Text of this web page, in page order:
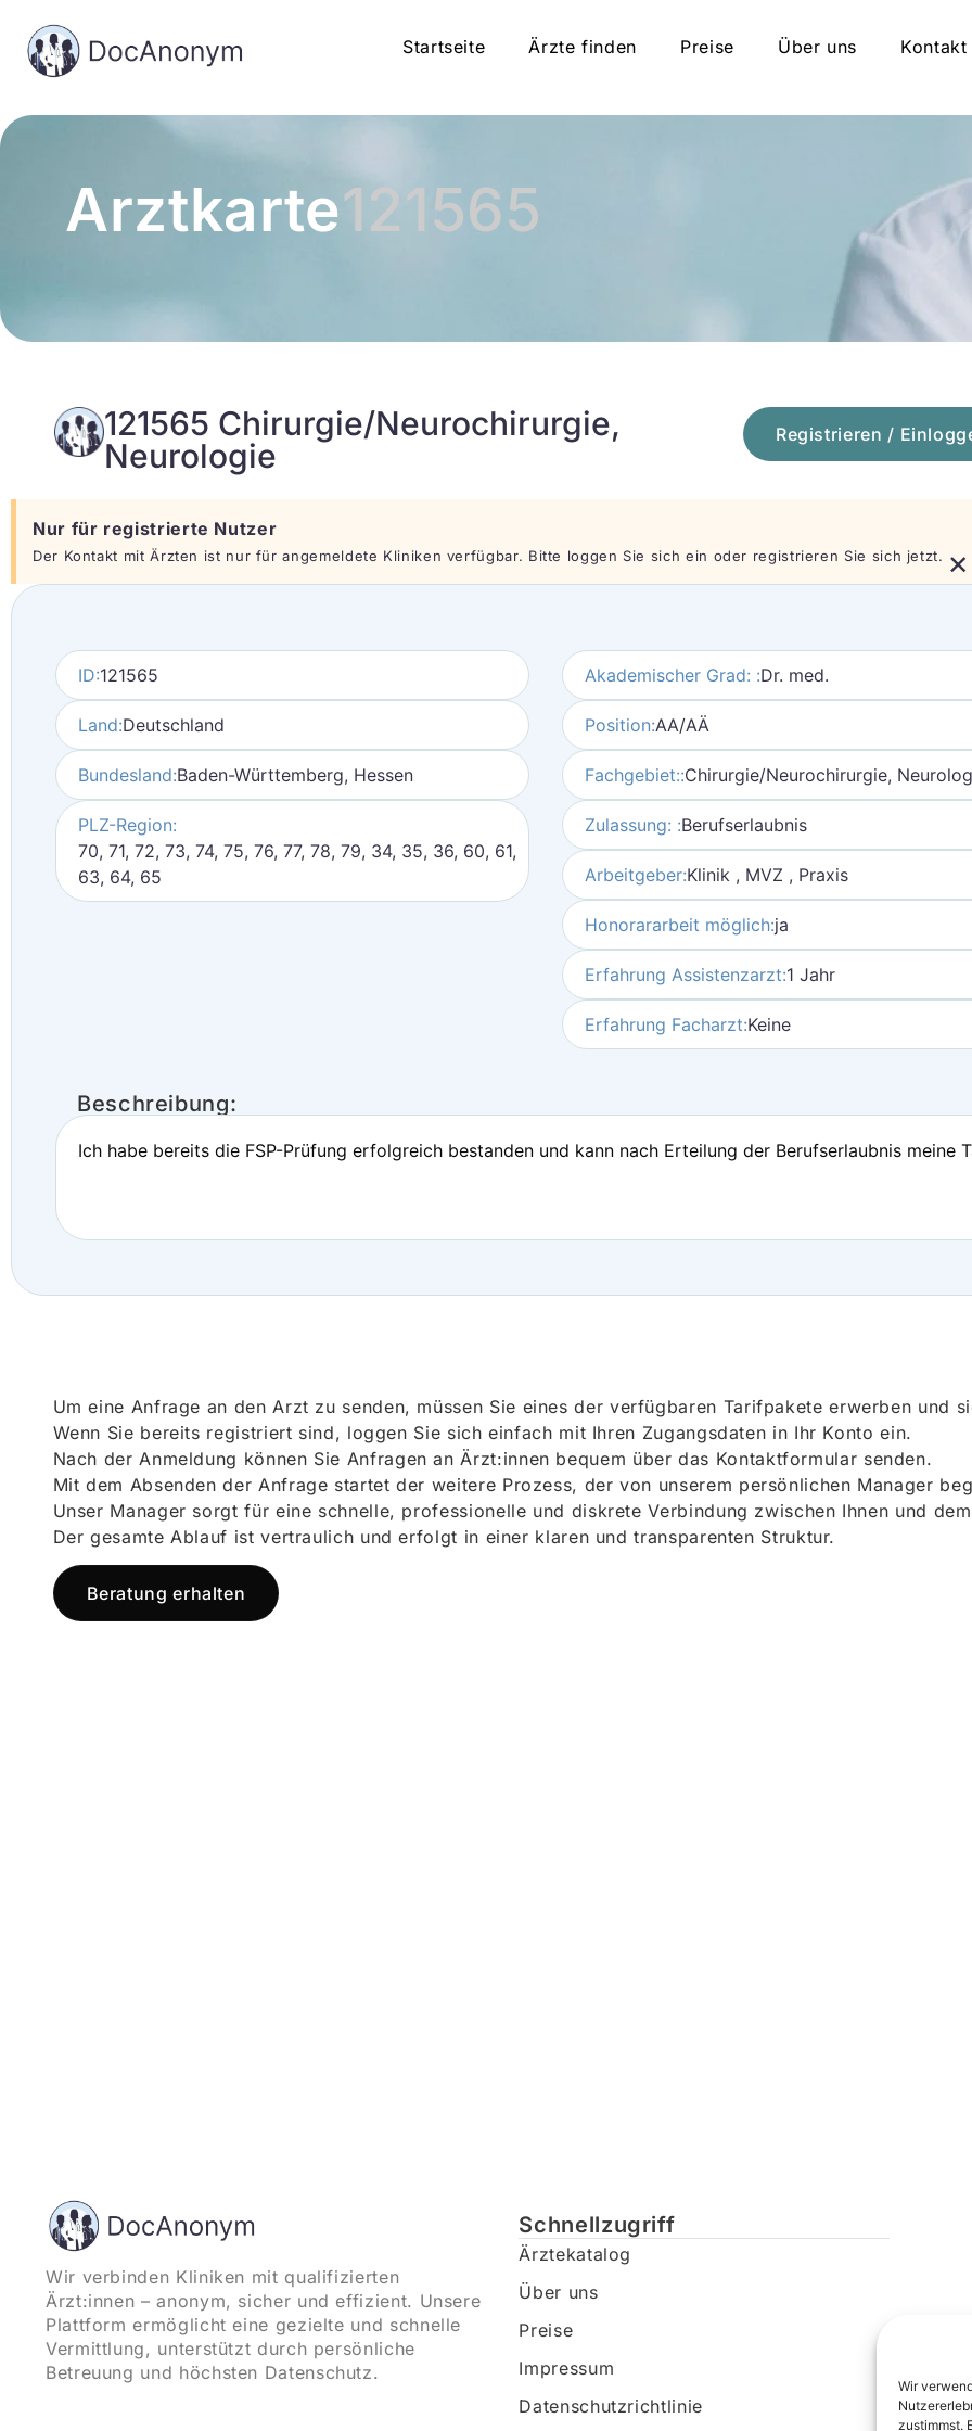
Wir
zustimmst.
Startseite Ärzte finden Preise Über uns Kontakt
Arztkarte121565
121565 Chirurgie/Neurochirurgie,
Neurologie
Registrieren /
Nur für registrierte Nutzer
Der Kontakt mit Ärzten ist nur für angemeldete Kliniken verfügbar. Bitte loggen Sie sich ein oder registrieren Sie sich jetzt. ×
ID:121565
Land:Deutschland
Bundesland:Baden-Württemberg, Hessen
PLZ-Region:
70, 71, 72, 73, 74, 75, 76, 77, 78, 79, 34, 35, 36, 60, 61,
63, 64, 65
Akademischer Grad: :Dr. med.
Position:AA/AÄ
Fachgebiet::Chirurgie/Neurochirurgie,
Zulassung: :Berufserlaubnis
Arbeitgeber:Klinik , MVZ , Praxis
Honorararbeit möglich:ja
Erfahrung Assistenzarzt:1 Jahr
Erfahrung Facharzt:Keine
Beschreibung:
Ich habe bereits die FSP-Prüfung erfolgreich bestanden und kann nach Erteilung der Berufserlaubnis meine
Um eine Anfrage an den Arzt zu senden, müssen Sie eines der verfügbaren Tarifpakete erwerben und
Wenn Sie bereits registriert sind, loggen Sie sich einfach mit Ihren Zugangsdaten in Ihr Konto ein.
Nach der Anmeldung können Sie Anfragen an Ärzt:innen bequem über das Kontaktformular senden.
Mit dem Absenden der Anfrage startet der weitere Prozess, der von unserem persönlichen Manager
Unser Manager sorgt für eine schnelle, professionelle und diskrete Verbindung zwischen Ihnen und
Der gesamte Ablauf ist vertraulich und erfolgt in einer klaren und transparenten Struktur.
Beratung erhalten
Wir verbinden Kliniken mit qualifizierten
Ärzt:innen – anonym, sicher und effizient. Unsere
Plattform ermöglicht eine gezielte und schnelle
Vermittlung, unterstützt durch persönliche
Betreuung und höchsten Datenschutz.
Schnellzugriff
Ärztekatalog
Über uns
Preise
Impressum
Datenschutzrichtlinie